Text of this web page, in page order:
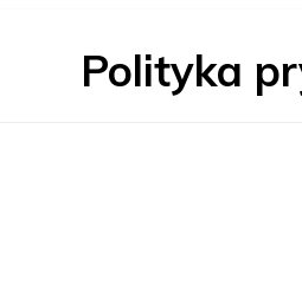
Polityka